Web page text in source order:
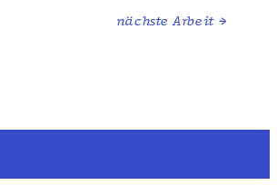
nächste Arbeit →